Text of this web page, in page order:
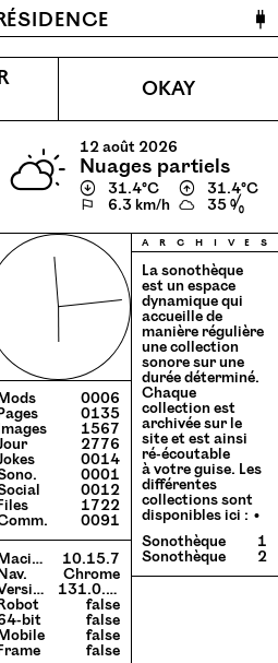
🔌
OKAY
12 août 2026
nuages partiels
↓ 31.4℃ ↑
31.4℃
⚐
6.3 km/h 35 %
0006
0135
1567
2776
0014
0001
0012
1722
0091
Macintosh
10.15.7
Chrome
Version 131.0.0.0
false
bit false
false
false
a r c h i v e s
La sonothèque
est un espace
dynamique qui
accueille de
manière régulière
une collection
sonore sur une
durée déterminé.
Chaque
collection est
archivée sur le
site et est ainsi
ré-écoutable
à votre guise. Les
différentes
collections sont
disponibles ici :
Sonothèque
1
Sonothèque 2